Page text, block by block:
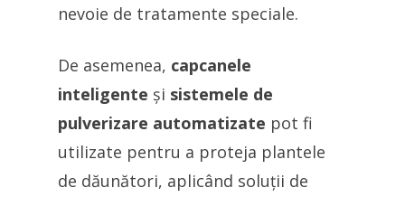
nevoie de tratamente speciale.
De asemenea, capcanele
inteligente și sistemele de
pulverizare automatizate pot fi
utilizate pentru a proteja plantele
de dăunători, aplicând soluții de